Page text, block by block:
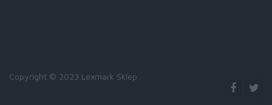
Copyright © 2023 Lexmark Sklep